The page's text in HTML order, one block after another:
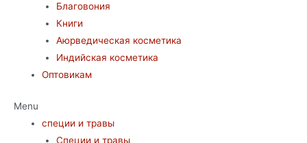
Благовония
Книги
Аюрведическая косметика
Индийская косметика
Оптовикам
Menu
специи и травы
Специи и травы